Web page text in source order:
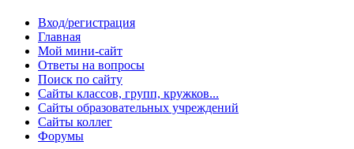
Вход/регистрация
Главная
Мой мини-сайт
Ответы на вопросы
Поиск по сайту
Сайты классов, групп, кружков...
Сайты образовательных учреждений
Сайты коллег
Форумы